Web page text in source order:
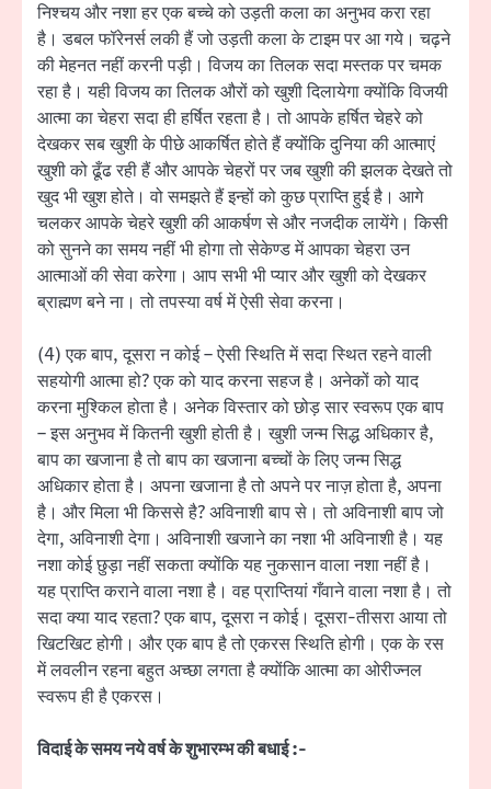
निश्चय और नशा हर एक बच्चे को उड़ती कला का अनुभव करा रहा
है। डबल फॉरेनर्स लकी हैं जो उड़ती कला के टाइम पर आ गये। चढ़ने
की मेहनत नहीं करनी पड़ी। विजय का तिलक सदा मस्तक पर चमक
रहा है। यही विजय का तिलक औरों को खुशी दिलायेगा क्योंकि विजयी
आत्मा का चेहरा सदा ही हर्षित रहता है। तो आपके हर्षित चेहरे को
देखकर सब खुशी के पीछे आकर्षित होते हैं क्योंकि दुनिया की आत्माएं
खुशी को ढूँढ रही हैं और आपके चेहरों पर जब खुशी की झलक देखते तो
खुद भी खुश होते। वो समझते हैं इन्हों को कुछ प्राप्ति हुई है। आगे
चलकर आपके चेहरे खुशी की आकर्षण से और नजदीक लायेंगे। किसी
को सुनने का समय नहीं भी होगा तो सेकेण्ड में आपका चेहरा उन
आत्माओं की सेवा करेगा। आप सभी भी प्यार और खुशी को देखकर
ब्राह्मण बने ना। तो तपस्या वर्ष में ऐसी सेवा करना।
(4) एक बाप, दूसरा न कोई – ऐसी स्थिति में सदा स्थित रहने वाली
सहयोगी आत्मा हो? एक को याद करना सहज है। अनेकों को याद
करना मुश्किल होता है। अनेक विस्तार को छोड़ सार स्वरूप एक बाप
– इस अनुभव में कितनी खुशी होती है। खुशी जन्म सिद्ध अधिकार है,
बाप का खजाना है तो बाप का खजाना बच्चों के लिए जन्म सिद्ध
अधिकार होता है। अपना खजाना है तो अपने पर नाज़ होता है, अपना
है। और मिला भी किससे है? अविनाशी बाप से। तो अविनाशी बाप जो
देगा, अविनाशी देगा। अविनाशी खजाने का नशा भी अविनाशी है। यह
नशा कोई छुड़ा नहीं सकता क्योंकि यह नुकसान वाला नशा नहीं है।
यह प्राप्ति कराने वाला नशा है। वह प्राप्तियां गँवाने वाला नशा है। तो
सदा क्या याद रहता? एक बाप, दूसरा न कोई। दूसरा-तीसरा आया तो
खिटखिट होगी। और एक बाप है तो एकरस स्थिति होगी। एक के रस
में लवलीन रहना बहुत अच्छा लगता है क्योंकि आत्मा का ओरीज्नल
स्वरूप ही है एकरस।
विदाई के समय नये वर्ष के शुभारम्भ की बधाई :-